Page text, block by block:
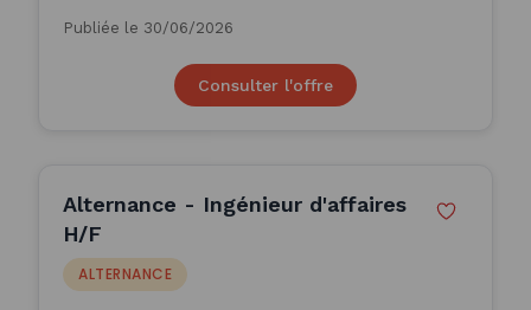
Publiée le 30/06/2026
Consulter l'offre
Alternance - Ingénieur d'affaires
H/F
ALTERNANCE